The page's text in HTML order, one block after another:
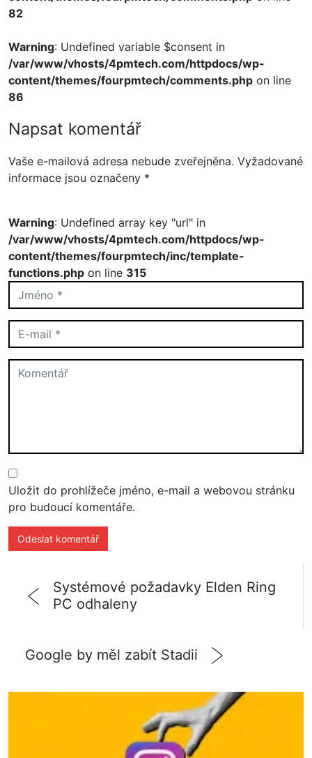
82
Warning: Undefined variable $consent in
/var/www/vhosts/4pmtech.com/httpdocs/wp-
content/themes/fourpmtech/comments.php on line
86
Napsat komentář
Vaše e-mailová adresa nebude zveřejněna. Vyžadované
informace jsou označeny *
Warning: Undefined array key "url" in
/var/www/vhosts/4pmtech.com/httpdocs/wp-
content/themes/fourpmtech/inc/template-
functions.php on line 315
Uložit do prohlížeče jméno, e-mail a webovou stránku
pro budoucí komentáře.
Systémové požadavky Elden Ring
PC odhaleny
Google by měl zabít Stadii